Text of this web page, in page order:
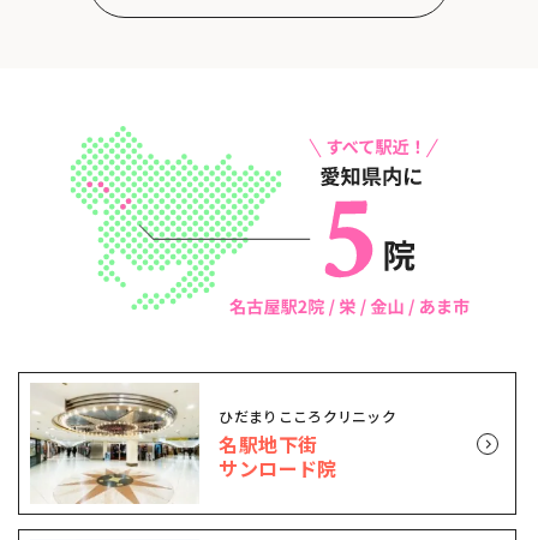
ひだまりこころクリニック
名駅地下街
サンロード院